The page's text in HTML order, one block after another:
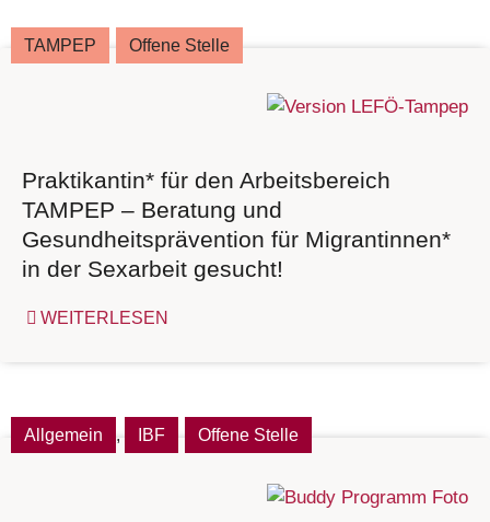
TAMPEP Offene Stelle
Praktikantin* für den Arbeitsbereich
TAMPEP – Beratung und
Gesundheitsprävention für Migrantinnen*
in der Sexarbeit gesucht!
WEITERLESEN
Allgemein , IBF Offene Stelle